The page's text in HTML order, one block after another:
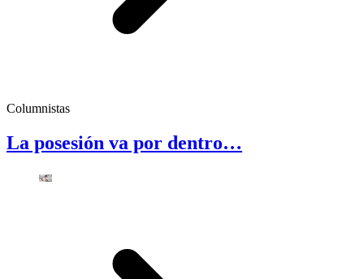
Columnistas
La posesión va por dentro…